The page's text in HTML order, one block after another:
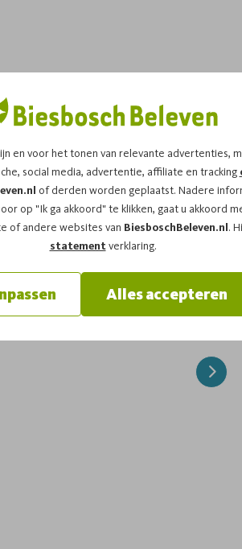
en voor het tonen van relevante advertenties,
social media, advertentie, affiliate en tracking
of derden worden geplaatst. Nadere
op "Ik ga akkoord" te klikken, gaat u akkoord
of andere websites van BiesboschBeleven.nl.
statementverklaring.
Alles accepteren
inwoner van de Biesbosch; de
en de zomer de Bevertochten.
varen we door de Biesbosch en gaan we
ontdek je vanuit de fluisterboot de
van de bever in het bijzondere
van de Biesbosch mee.
Hij of zij zal allerlei leuke
Next